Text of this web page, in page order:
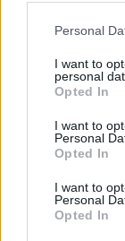
Please note
not limited to
grant or deny
use your data
consent section.
Personal
I want to
personal
Opted In
I want to
Personal
Opted In
I want to
Personal
Opted In
versenyző,
3 – Ez
Svájc
0,006 –
Lorenzo
volt a
Baldassarri